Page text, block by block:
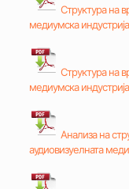
Структура на
медиумска
Структура на
медиумска
Анализа на
аудиовизуелната